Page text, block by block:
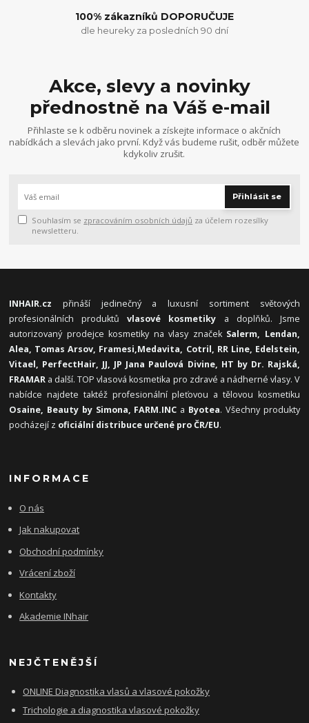
100% zákazníků DOPORUČUJE
dle heureky za posledních 90 dní
Akce, slevy a novinky
přednostně na Váš e-mail
Přihlaste se k odběru novinek a získejte informace o akčních
nabídkách a slevách jako první. Když vás budeme rušit, odběr můžete
kdykoliv zrušit.
Přihlásit se
Souhlasím se zpracováním osobních údajů za účelem rozesílky
newsletteru.
INHAIR.cz přináší jedinečný a luxusní sortiment světových
profesionálních produktůvlasové kosmetiky a doplňků. Jsme
autorizovaný prodejce kosmetiky na vlasy značek Salerm, Lendan,
Alea, Tomas Arsov, Framesi,Medavita, Cotril, RR Line, Edelstein,
Vitael, PerfectHair, JJ, JP Jana Paulová Divine, HT by Dr. Rajská,
FRAMAR a další. TOP vlasová kosmetika pro zdravé a nádherné vlasy. V
nabídce najdete taktéž profesionální pleťovou a tělovou kosmetiku
Osaine, Beauty by Simona, FARM.INC a Byotea. Všechny produkty
pocházejí z oficiální distribuce určené pro ČR/EU.
INFORMACE
O nás
Jak nakupovat
Obchodní podmínky
Vrácení zboží
Kontakty
Akademie INhair
NEJČTENĚJŠÍ
ONLINE Diagnostika vlasů a vlasové pokožky
Trichologie a diagnostika vlasové pokožky